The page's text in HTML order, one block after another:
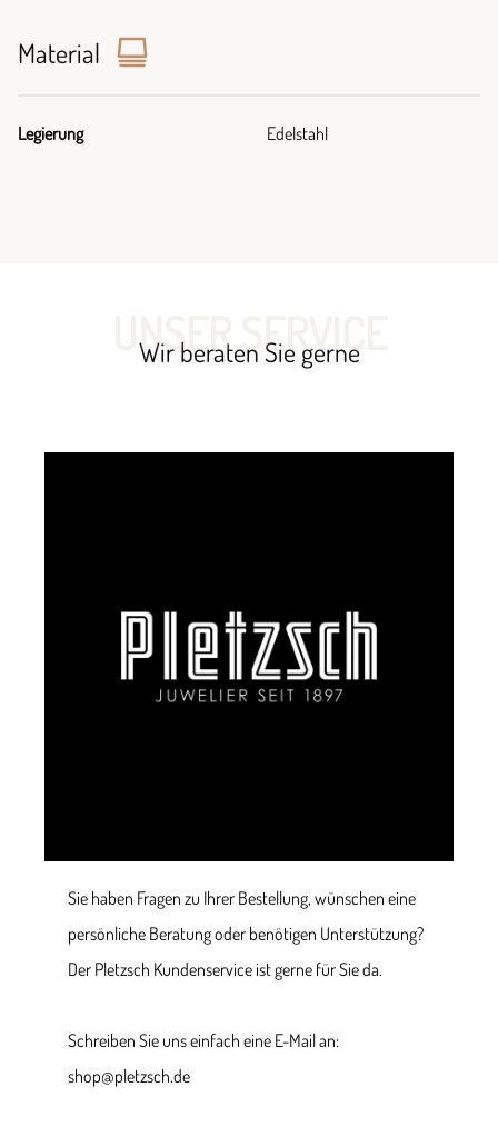
Material
Legierung Edelstahl
UNSER SERVICE
Wir beraten Sie gerne
Sie haben Fragen zu Ihrer Bestellung, wünschen eine
persönliche Beratung oder benötigen Unterstützung?
Der Pletzsch Kundenservice ist gerne für Sie da.
Schreiben Sie uns einfach eine E-Mail an:
shop@pletzsch.de